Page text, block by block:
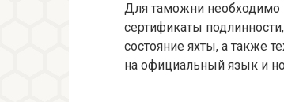
Для таможни необходимо
сертификаты
состояние яхты, а также
на официальный язык и